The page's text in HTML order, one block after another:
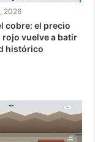
2026
cobre: el precio
rojo vuelve a batir
histórico